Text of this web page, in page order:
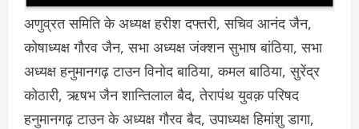
अणुव्रत समिति के अध्यक्ष हरीश दफ्तरी, सचिव आनंद जैन,
कोषाध्यक्ष गौरव जैन, सभा अध्यक्ष जंक्शन सुभाष बांठिया, सभा
अध्यक्ष हनुमानगढ़ टाउन विनोद बाठिया, कमल बाठिया, सुरेंद्र
कोठारी, ऋषभ जैन शान्तिलाल बैद, तेरापंथ युवक़ परिषद
हनुमानगढ़ टाउन के अध्यक्ष गौरव बैद, उपाध्यक्ष हिमांशु डागा,